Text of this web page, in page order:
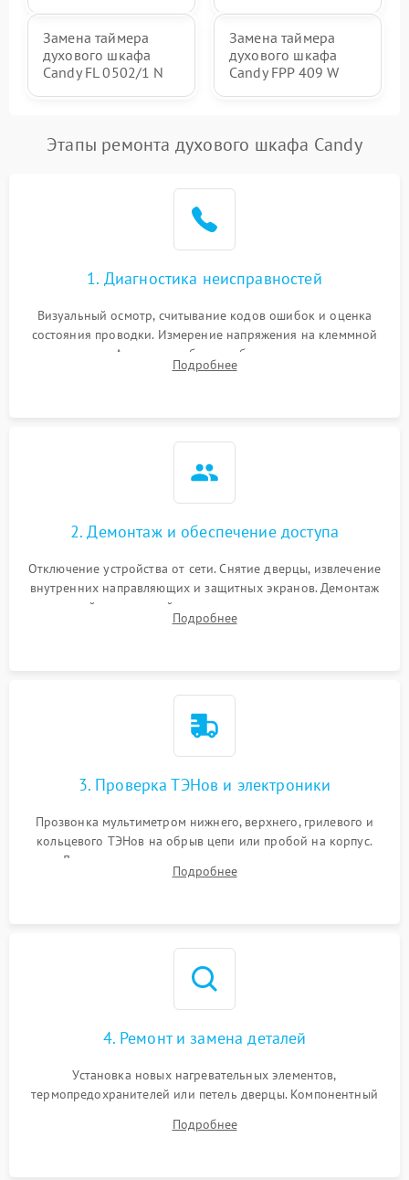
Замена таймера
духового шкафа
Candy FL 0502/1 N
Замена таймера
духового шкафа
Candy FPP 409 W
Этапы ремонта духового шкафа Candy
1. Диагностика неисправностей
Визуальный осмотр, считывание кодов ошибок и оценка
состояния проводки. Измерение напряжения на клеммной
колодке. Анализ жалоб на проблемы с нагревом,
конвекцией, панелью управления или блокировкой дверцы.
Подробнее
2. Демонтаж и обеспечение доступа
Отключение устройства от сети. Снятие дверцы, извлечение
внутренних направляющих и защитных экранов. Демонтаж
задней или верхней панели для прямого доступа к
нагревательным элементам, плате и вентиляторам.
Подробнее
3. Проверка ТЭНов и электроники
Прозвонка мультиметром нижнего, верхнего, грилевого и
кольцевого ТЭНов на обрыв цепи или пробой на корпус.
Диагностика термостата, датчиков температуры,
переключателя режимов и мотора конвекции.
Подробнее
4. Ремонт и замена деталей
Установка новых нагревательных элементов,
термопредохранителей или петель дверцы. Компонентный
выгоревших реле, восстановление контактов и замена
Подробнее